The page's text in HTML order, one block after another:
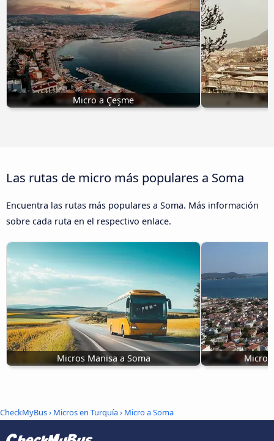
Micro a Çeşme
Las rutas de micro más populares a Soma
Encuentra las rutas más populares a Soma. Más información
sobre cada ruta en el respectivo enlace.
Micros Manisa a Soma Micro
CheckMyBus› Micros en Turquía› Micro a Soma